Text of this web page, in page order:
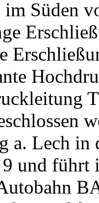
im Süden
a. Lech
und führt